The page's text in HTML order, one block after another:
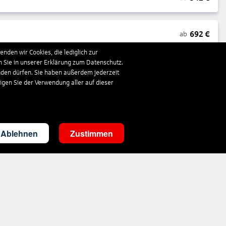
ab 692 €
wir Cookies, die lediglich zur
in unserer Erklärung zum Datenschutz.
dürfen. Sie haben außerdem jederzeit
Sie der Verwendung aller auf dieser
Ablehnen Zustimmen